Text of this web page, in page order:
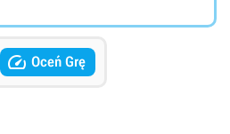
 Oceń Grę